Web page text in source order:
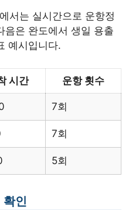
서는 실시간으로 운항정
음은 완도에서 생일 용출
예시입니다.
시간 운항 횟수
7회
7회
5회
인